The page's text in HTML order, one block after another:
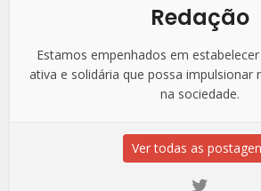
Redação
Estamos empenhados em
ativa e solidária que possa impulsionar
na sociedade.
Ver todas as